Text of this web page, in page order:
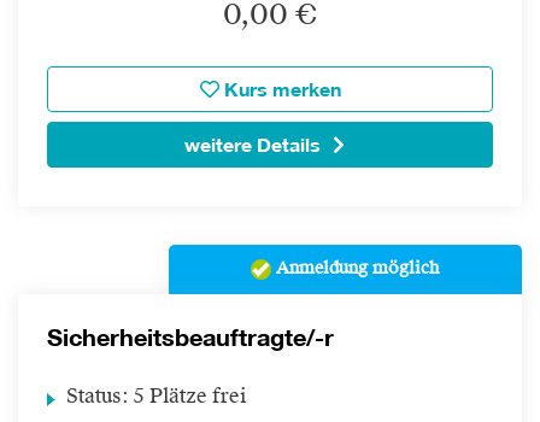
0,00 €
Kurs merken
weitere Details
Anmeldung möglich
Sicherheitsbeauftragte/-r
Status: 5 Plätze frei